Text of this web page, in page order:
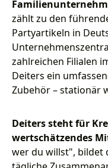
zählt zu den
Partyartikeln in
zahlreichen Filialen
Deiters ein
Zubehör – stationär
Deiters steht für
wertschätzendes
wer du willst", bildet